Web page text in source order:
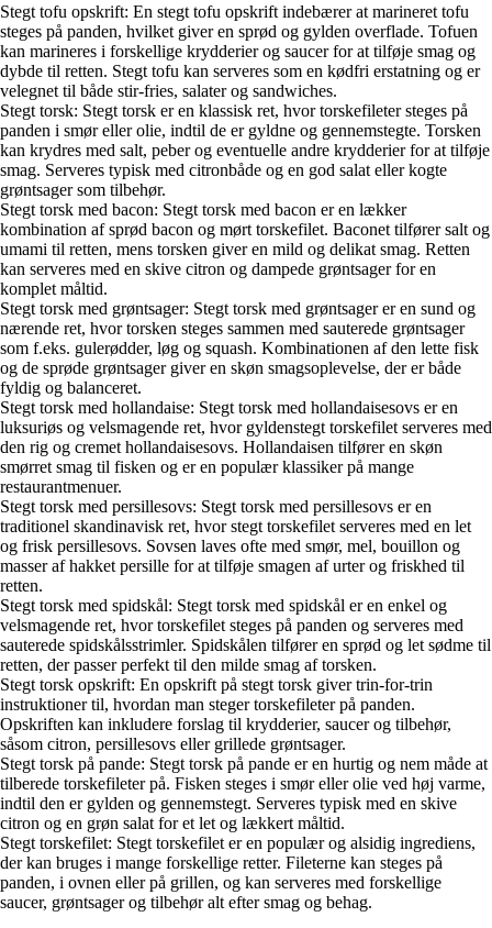
Stegt tofu opskrift: En stegt tofu opskrift indebærer at marineret tofu
steges på panden, hvilket giver en sprød og gylden overflade. Tofuen
kan marineres i forskellige krydderier og saucer for at tilføje smag og
dybde til retten. Stegt tofu kan serveres som en kødfri erstatning og er
velegnet til både stir-fries, salater og sandwiches.
Stegt torsk: Stegt torsk er en klassisk ret, hvor torskefileter steges på
panden i smør eller olie, indtil de er gyldne og gennemstegte. Torsken
kan krydres med salt, peber og eventuelle andre krydderier for at tilføje
smag. Serveres typisk med citronbåde og en god salat eller kogte
grøntsager som tilbehør.
Stegt torsk med bacon: Stegt torsk med bacon er en lækker
kombination af sprød bacon og mørt torskefilet. Baconet tilfører salt og
umami til retten, mens torsken giver en mild og delikat smag. Retten
kan serveres med en skive citron og dampede grøntsager for en
komplet måltid.
Stegt torsk med grøntsager: Stegt torsk med grøntsager er en sund og
nærende ret, hvor torsken steges sammen med sauterede grøntsager
som f.eks. gulerødder, løg og squash. Kombinationen af den lette fisk
og de sprøde grøntsager giver en skøn smagsoplevelse, der er både
fyldig og balanceret.
Stegt torsk med hollandaise: Stegt torsk med hollandaisesovs er en
luksuriøs og velsmagende ret, hvor gyldenstegt torskefilet serveres med
den rig og cremet hollandaisesovs. Hollandaisen tilfører en skøn
smørret smag til fisken og er en populær klassiker på mange
restaurantmenuer.
Stegt torsk med persillesovs: Stegt torsk med persillesovs er en
traditionel skandinavisk ret, hvor stegt torskefilet serveres med en let
og frisk persillesovs. Sovsen laves ofte med smør, mel, bouillon og
masser af hakket persille for at tilføje smagen af urter og friskhed til
retten.
Stegt torsk med spidskål: Stegt torsk med spidskål er en enkel og
velsmagende ret, hvor torskefilet steges på panden og serveres med
sauterede spidskålsstrimler. Spidskålen tilfører en sprød og let sødme til
retten, der passer perfekt til den milde smag af torsken.
Stegt torsk opskrift: En opskrift på stegt torsk giver trin-for-trin
instruktioner til, hvordan man steger torskefileter på panden.
Opskriften kan inkludere forslag til krydderier, saucer og tilbehør,
såsom citron, persillesovs eller grillede grøntsager.
Stegt torsk på pande: Stegt torsk på pande er en hurtig og nem måde at
tilberede torskefileter på. Fisken steges i smør eller olie ved høj varme,
indtil den er gylden og gennemstegt. Serveres typisk med en skive
citron og en grøn salat for et let og lækkert måltid.
Stegt torskefilet: Stegt torskefilet er en populær og alsidig ingrediens,
der kan bruges i mange forskellige retter. Fileterne kan steges på
panden, i ovnen eller på grillen, og kan serveres med forskellige
saucer, grøntsager og tilbehør alt efter smag og behag.